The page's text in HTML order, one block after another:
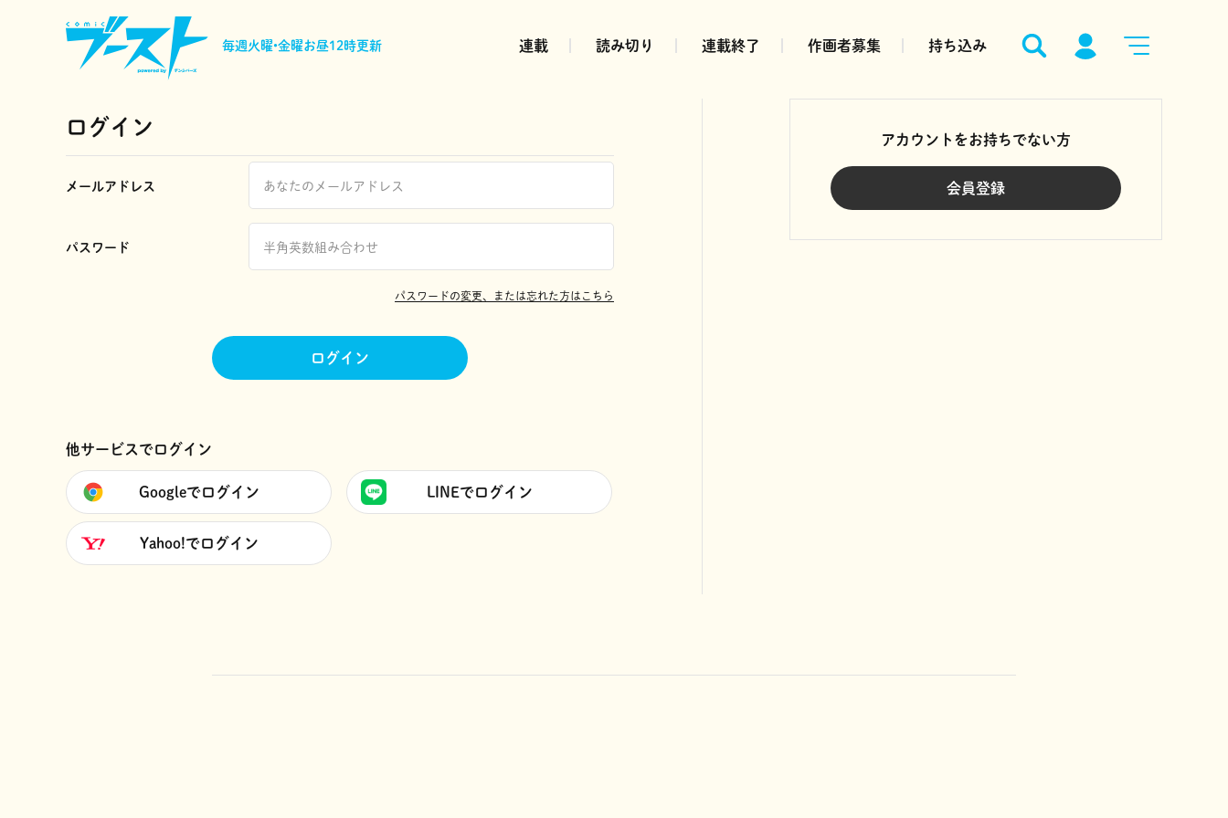
毎週火曜•金曜お昼12時更新 連載 読み切り 連載終了 作画者募集 持ち込み
ログイン
メールアドレス
パスワード
パスワードの変更、または忘れた方はこちら
ログイン
他サービスでログイン
Googleでログイン LINEでログイン
Yahoo!でログイン
アカウントをお持ちでない方
会員登録